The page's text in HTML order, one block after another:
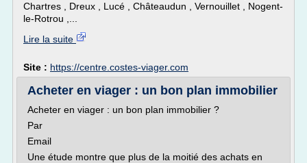
Chartres , Dreux , Lucé , Châteaudun , Vernouillet , Nogent-
le-Rotrou ,...
Lire la suite
Site : https://centre.costes-viager.com
Acheter en viager : un bon plan immobilier
Acheter en viager : un bon plan immobilier ?
Par
Email
Une étude montre que plus de la moitié des achats en